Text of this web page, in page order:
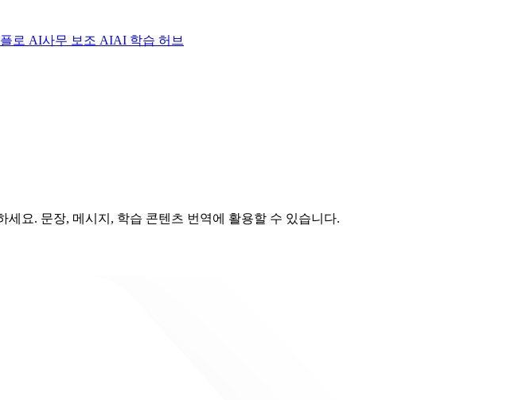
로 AI사무 보조 AIAI 학습 허브
요. 문장, 메시지, 학습 콘텐츠 번역에 활용할 수 있습니다.